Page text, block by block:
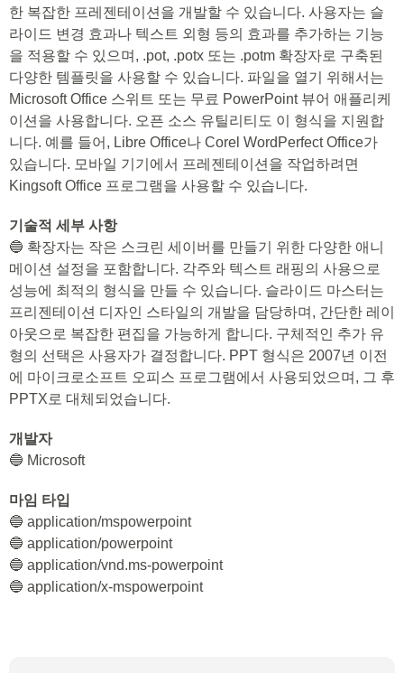
한 복잡한 프레젠테이션을 개발할 수 있습니다. 사용자는 슬
라이드 변경 효과나 텍스트 외형 등의 효과를 추가하는 기능
을 적용할 수 있으며, .pot, .potx 또는 .potm 확장자로 구축된
다양한 템플릿을 사용할 수 있습니다. 파일을 열기 위해서는
Microsoft Office 스위트 또는 무료 PowerPoint 뷰어 애플리케
이션을 사용합니다. 오픈 소스 유틸리티도 이 형식을 지원합
니다. 예를 들어, Libre Office나 Corel WordPerfect Office가
있습니다. 모바일 기기에서 프레젠테이션을 작업하려면
Kingsoft Office 프로그램을 사용할 수 있습니다.
기술적 세부 사항
🔵 확장자는 작은 스크린 세이버를 만들기 위한 다양한 애니
메이션 설정을 포함합니다. 각주와 텍스트 래핑의 사용으로
성능에 최적의 형식을 만들 수 있습니다. 슬라이드 마스터는
프리젠테이션 디자인 스타일의 개발을 담당하며, 간단한 레이
아웃으로 복잡한 편집을 가능하게 합니다. 구체적인 추가 유
형의 선택은 사용자가 결정합니다. PPT 형식은 2007년 이전
에 마이크로소프트 오피스 프로그램에서 사용되었으며, 그 후
PPTX로 대체되었습니다.
개발자
🔵 Microsoft
마임 타입
🔵 application/mspowerpoint
🔵 application/powerpoint
🔵 application/vnd.ms-powerpoint
🔵 application/x-mspowerpoint